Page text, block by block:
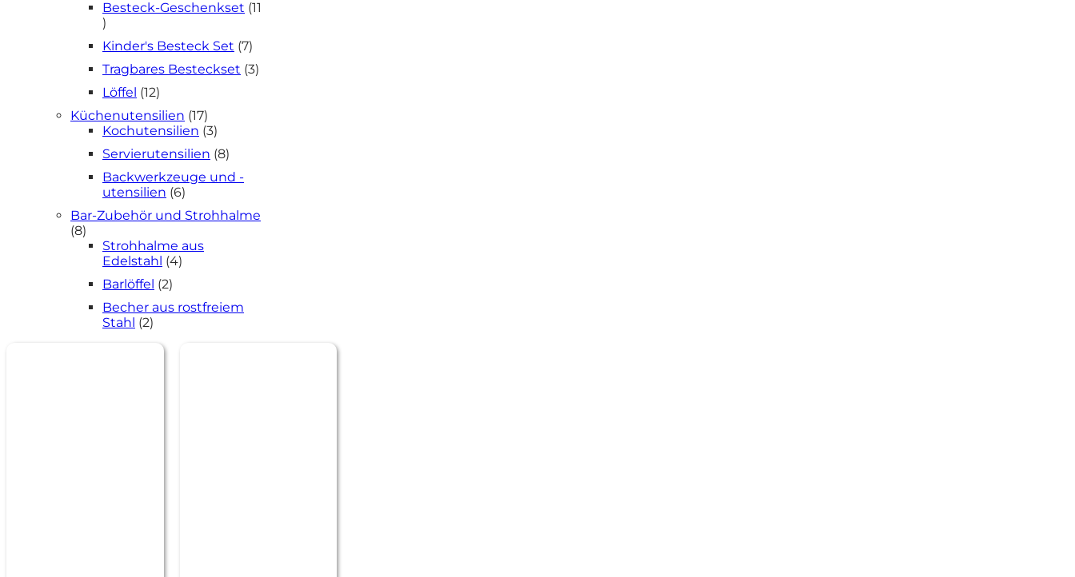
Besteck-Geschenkset 11
11
Produkte
Kinder's Besteck Set 77
Produkte
Tragbares Besteckset 33
Löffel 1212
Produkte
Küchenutensilien 1717
Produkte
Kochutensilien 33
Produkte
Servierutensilien 88
Produkte
Backwerkzeuge und -
utensilien 66
Produkte
Bar-Zubehör und Strohhalme
88
Produkte
Strohhalme aus
Edelstahl 44
Barlöffel 22
Produkte
Becher aus rostfreiem
Stahl 22